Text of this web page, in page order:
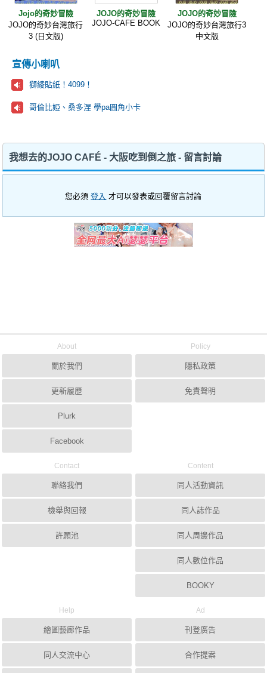
Jojo的奇妙冒險
JOJO的奇妙台灣旅行
3 (日文版)
JOJO的奇妙冒險
JOJO-CAFE BOOK
JOJO的奇妙冒險
JOJO的奇妙台灣旅行3
中文版
宣傳小喇叭
獅綾貼紙！4099！
哥倫比婭、桑多涅 學pa圓角小卡
我想去的JOJO CAFÉ - 大阪吃到倒之旅 - 留言討論
您必須登入 才可以發表或回覆留言討論
About
關於我們
更新履歷
Plurk
Facebook
Policy
隱私政策
免責聲明
Contact
聯絡我們
檢舉與回報
許願池
Content
同人活動資訊
同人誌作品
同人周邊作品
同人數位作品
BOOKY
Help
繪圖藝廊作品
同人交流中心
Ad
刊登廣告
合作提案